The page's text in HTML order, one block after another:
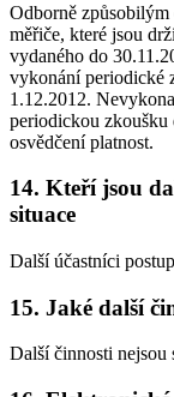
Odborně
měřiče, které jsou
vydaného do
vykonání periodické
1.12.2012.
periodickou zkoušku
osvědčení platnost.
14. Kteří jsou
situace
Další účastníci
15. Jaké další
Další činnosti nejsou